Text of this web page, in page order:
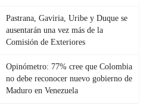
Pastrana, Gaviria, Uribe y Duque se
ausentarán una vez más de la
Comisión de Exteriores
Opinómetro: 77% cree que Colombia
no debe reconocer nuevo gobierno de
Maduro en Venezuela